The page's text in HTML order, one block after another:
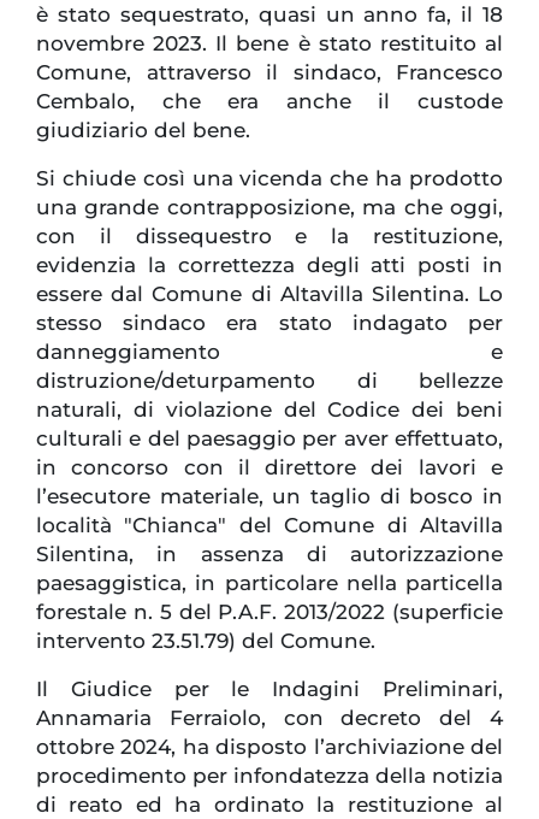
è stato sequestrato, quasi un anno fa, il 18
novembre 2023. Il bene è stato restituito al
Comune, attraverso il sindaco, Francesco
Cembalo, che era anche il custode
giudiziario del bene.
Si chiude così una vicenda che ha prodotto
una grande contrapposizione, ma che oggi,
con il dissequestro e la restituzione,
evidenzia la correttezza degli atti posti in
essere dal Comune di Altavilla Silentina. Lo
stesso sindaco era stato indagato per
danneggiamento e
distruzione/deturpamento di bellezze
naturali, di violazione del Codice dei beni
culturali e del paesaggio per aver effettuato,
in concorso con il direttore dei lavori e
l’esecutore materiale, un taglio di bosco in
località "Chianca" del Comune di Altavilla
Silentina, in assenza di autorizzazione
paesaggistica, in particolare nella particella
forestale n. 5 del P.A.F. 2013/2022 (superficie
intervento 23.51.79) del Comune.
Il Giudice per le Indagini Preliminari,
Annamaria Ferraiolo, con decreto del 4
ottobre 2024, ha disposto l’archiviazione del
procedimento per infondatezza della notizia
di reato ed ha ordinato la restituzione al